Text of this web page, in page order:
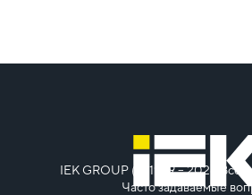
IEK GROUP (c) 1999 – 2026
Все
Часто задаваемые